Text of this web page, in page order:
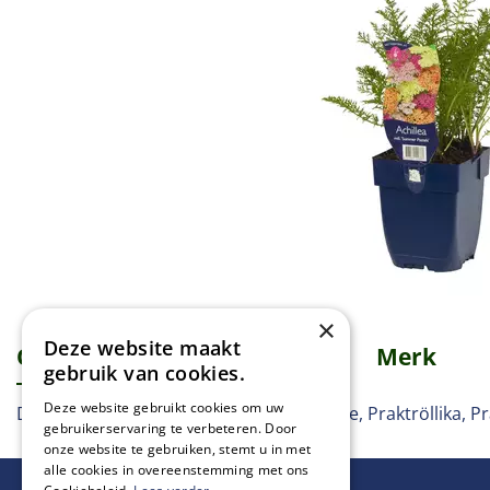
Omschrijving Specificaties Merk
Duizendblad, Schafgarbe, Yarrow, Achilée, Praktröllika,
×
Deze website maakt
gebruik van cookies.
Deze website gebruikt cookies om uw
gebruikerservaring te verbeteren. Door
onze website te gebruiken, stemt u in met
alle cookies in overeenstemming met ons